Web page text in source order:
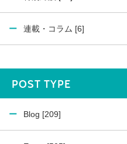
連載・コラム [6]
POST TYPE
Blog [209]